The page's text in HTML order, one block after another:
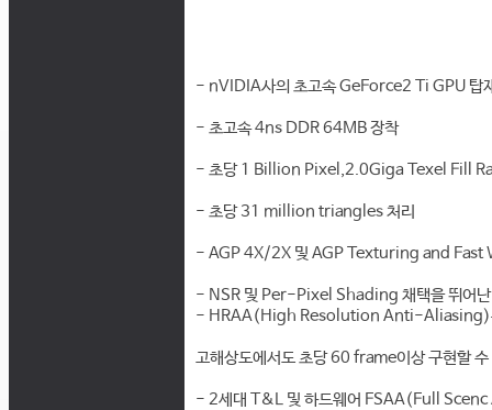
- nVIDIA사의 초고속 GeForce2 Ti GPU 탑
- 초고속 4ns DDR 64MB 장착
- 초당 1 Billion Pixel,2.0Giga Texel Fill
- 초당 31 million triangles 처리
- AGP 4X/2X 및 AGP Texturing and Fast
- NSR 및 Per-Pixel Shading 채택을 뛰어난
- HRAA(High Resolution Anti-Aliasing)
고해상도에서도 초당 60 frame이상 구현할 수
- 2세대 T&L 및 하드웨어 FSAA(Full